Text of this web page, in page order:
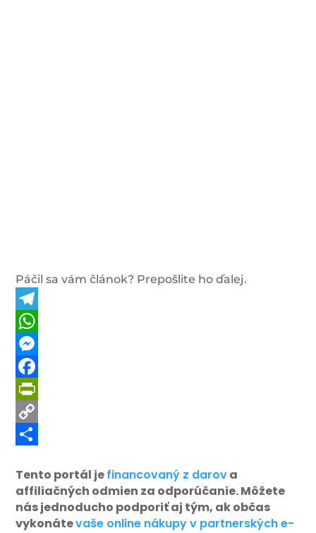
Páčil sa vám článok? Prepošlite ho ďalej.
Telegram
WhatsApp
Messenger
Facebook
PrintFriendly
Copy
Tento portál jefinancovaný z darova
affiliačných odmien za odporúčanie. Môžete
nás jednoducho podporiť aj tým, ak občas
vykonátevaše online nákupy v partnerských e-